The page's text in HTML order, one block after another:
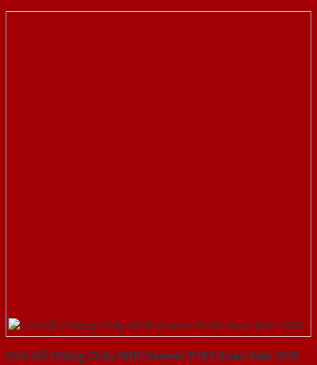
Cửa Gỗ Chống Cháy MDF Veneer P1R2 Xoan Đào-SGD